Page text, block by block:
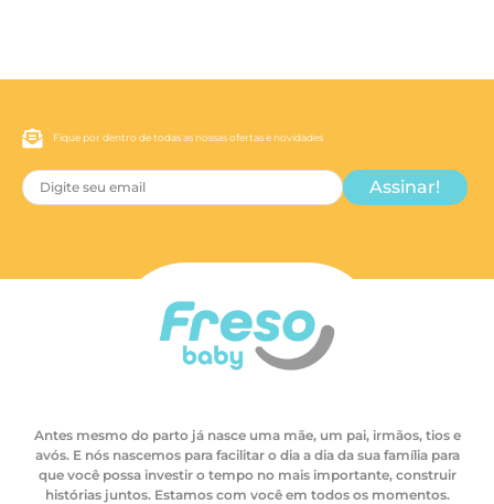
Fique por dentro de todas as nossas ofertas e novidades
Assinar!
Antes mesmo do parto já nasce uma mãe, um pai, irmãos, tios e
avós. E nós nascemos para facilitar o dia a dia da sua família para
que você possa investir o tempo no mais importante, construir
histórias juntos. Estamos com você em todos os momentos.